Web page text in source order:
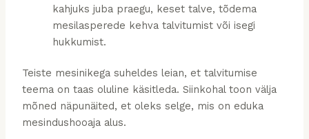
kahjuks juba praegu, keset talve, tõdema
mesilasperede kehva talvitumist või isegi
hukkumist.
Teiste mesinikega suheldes leian, et talvitumise
teema on taas oluline käsitleda. Siinkohal toon välja
mõned näpunäited, et oleks selge, mis on eduka
mesindushooaja alus.